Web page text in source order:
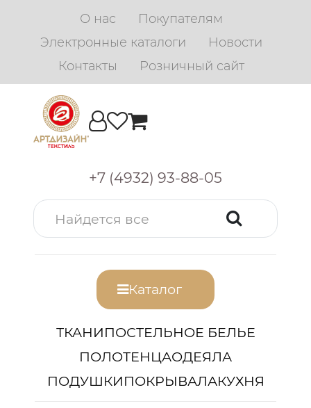
О нас
Покупателям
Электронные каталоги
Новости
Контакты
Розничный сайт
+7 (4932) 93-88-05
Каталог
ТКАНИПОСТЕЛЬНОЕ БЕЛЬЕ
ПОЛОТЕНЦАОДЕЯЛА
ПОДУШКИПОКРЫВАЛАКУХНЯ